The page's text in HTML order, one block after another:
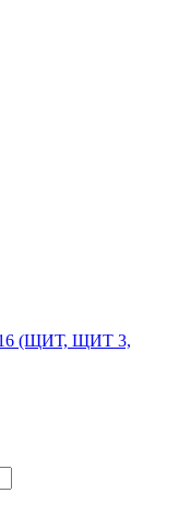
16 (ЩИТ, ЩИТ 3,